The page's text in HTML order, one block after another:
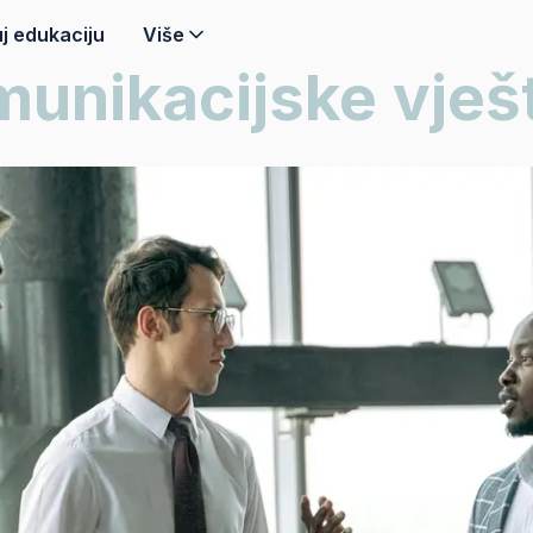
edukaciju Više